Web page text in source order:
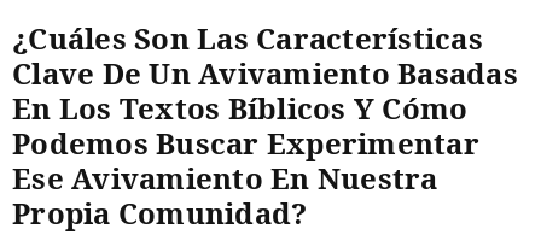
¿Cuáles Son Las Características
Clave De Un Avivamiento Basadas
En Los Textos Bíblicos Y Cómo
Podemos Buscar Experimentar
Ese Avivamiento En Nuestra
Propia Comunidad?